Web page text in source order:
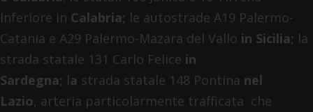
Inferiore in Calabria; le autostrade A19 Palermo-
Catania e A29 Palermo-Mazara del Vallo in Sicilia; la
strada statale 131 Carlo Felice in
Sardegna; la strada statale 148 Pontina nel
Lazio, arteria particolarmente trafficata che